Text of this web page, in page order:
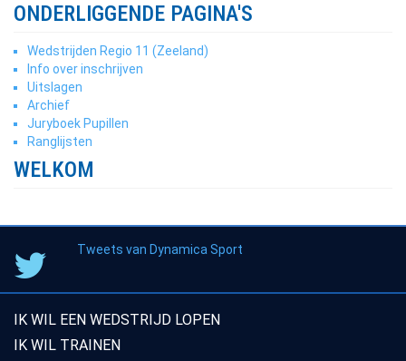
ONDERLIGGENDE PAGINA'S
Wedstrijden Regio 11 (Zeeland)
Info over inschrijven
Uitslagen
Archief
Juryboek Pupillen
Ranglijsten
WELKOM
Tweets van Dynamica Sport
IK WIL EEN WEDSTRIJD LOPEN
IK WIL TRAINEN